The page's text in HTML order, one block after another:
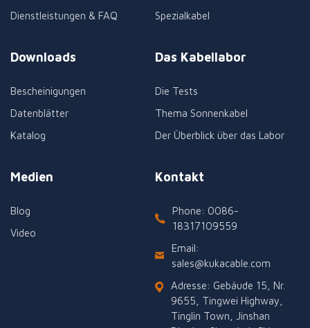
Dienstleistungen & FAQ
Spezialkabel
Downloads
Bescheinigungen
Datenblätter
Katalog
Das Kabellabor
Die Tests
Thema Sonnenkabel
Der Überblick über das Labor
Medien
Blog
Video
Kontakt
Phone: 0086-
18317109559
Email:
sales@kukacable.com
Adresse: Gebäude 15, Nr.
9655, Tingwei Highway,
Tinglin Town, Jinshan